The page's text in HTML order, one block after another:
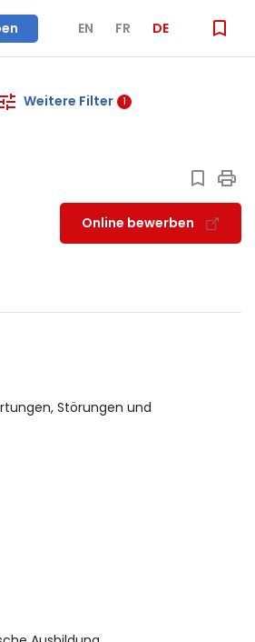
EN FR DE
Weitere Filter 1
Online bewerben
Störungen und